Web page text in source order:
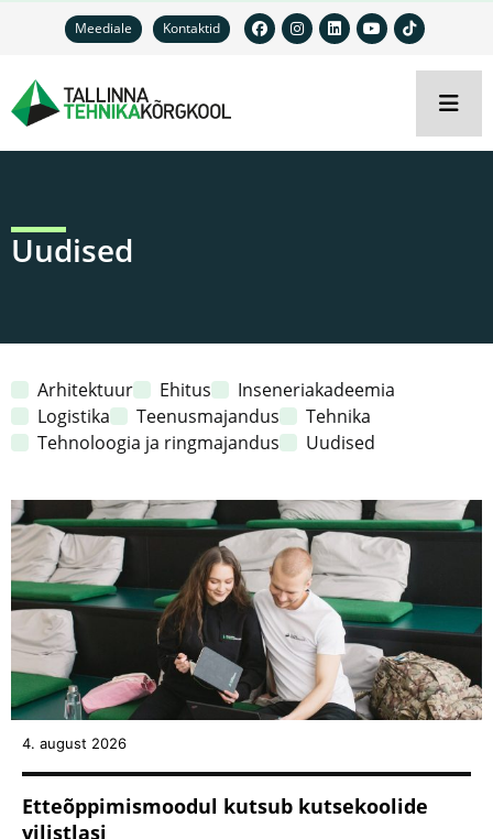
Meediale Kontaktid
Uudised
Arhitektuur Ehitus
Inseneriakadeemia
Logistika
Teenusmajandus
Tehnika
Tehnoloogia ja ringmajandus
Uudised
4. august 2026
Etteõppimismoodul kutsub kutsekoolide
vilistlasi